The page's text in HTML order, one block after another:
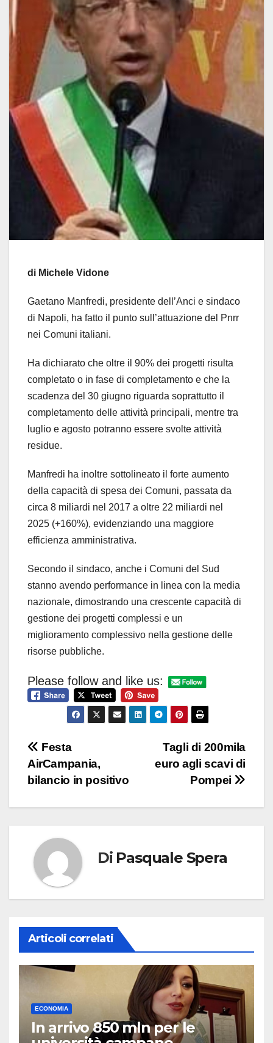
di Michele Vidone
Gaetano Manfredi, presidente dell’Anci e sindaco
di Napoli, ha fatto il punto sull’attuazione del Pnrr
nei Comuni italiani.
Ha dichiarato che oltre il 90% dei progetti risulta
completato o in fase di completamento e che la
scadenza del 30 giugno riguarda soprattutto il
completamento delle attività principali, mentre tra
luglio e agosto potranno essere svolte attività
residue.
Manfredi ha inoltre sottolineato il forte aumento
della capacità di spesa dei Comuni, passata da
circa 8 miliardi nel 2017 a oltre 22 miliardi nel
2025 (+160%), evidenziando una maggiore
efficienza amministrativa.
Secondo il sindaco, anche i Comuni del Sud
stanno avendo performance in linea con la media
nazionale, dimostrando una crescente capacità di
gestione dei progetti complessi e un
miglioramento complessivo nella gestione delle
risorse pubbliche.
Please follow and like us:
Navigazione
articoli
Tagli di 200mila
euro agli scavi di
Pompei
Festa
AirCampania,
bilancio in positivo
Di Pasquale Spera
Articoli correlati
ECONOMIA
In arrivo 850 mln per le